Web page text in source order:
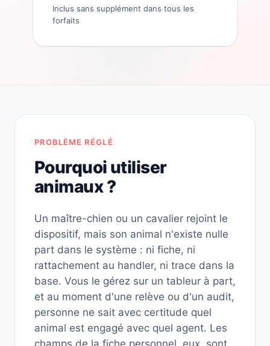
Inclus sans supplément dans tous les
forfaits
PROBLÈME RÉGLÉ
Pourquoi utiliser
animaux ?
Un maître-chien ou un cavalier rejoint le
dispositif, mais son animal n'existe nulle
part dans le système : ni fiche, ni
rattachement au handler, ni trace dans la
base. Vous le gérez sur un tableur à part,
et au moment d'une relève ou d'un audit,
personne ne sait avec certitude quel
animal est engagé avec quel agent. Les
champs de la fiche personnel, eux, sont